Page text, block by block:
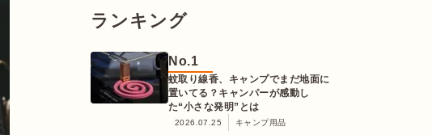
ランキング
No.1
蚊取り線香、キャンプでまだ地面に
置いてる？キャンパーが感動し
た“小さな発明”とは
2026.07.25
キャンプ用品